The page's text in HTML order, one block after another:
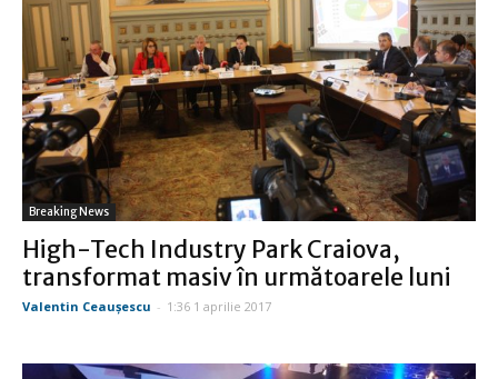
Breaking News
High-Tech Industry Park Craiova,
transformat masiv în următoarele luni
Valentin Ceauşescu - 1:36 1 aprilie 2017